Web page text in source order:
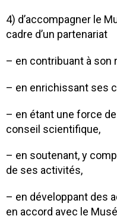
4) d’accompagner le
cadre d’un partenariat
– en contribuant à son
– en enrichissant ses
– en étant une force
conseil scientifique,
– en soutenant, y
de ses activités,
– en développant des
en accord avec le